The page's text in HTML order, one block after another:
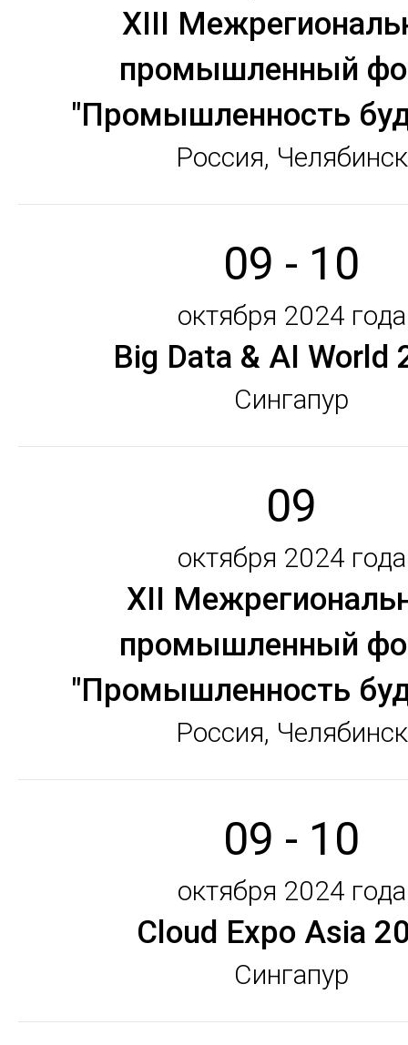
XIII
промышленный
"Промышленность
Россия, Челябинск
09 - 10
октября 2024 года
Big Data & AI World
Сингапур
09
октября 2024 года
XII
промышленный
"Промышленность
Россия, Челябинск
09 - 10
октября 2024 года
Cloud Expo Asia
Сингапур